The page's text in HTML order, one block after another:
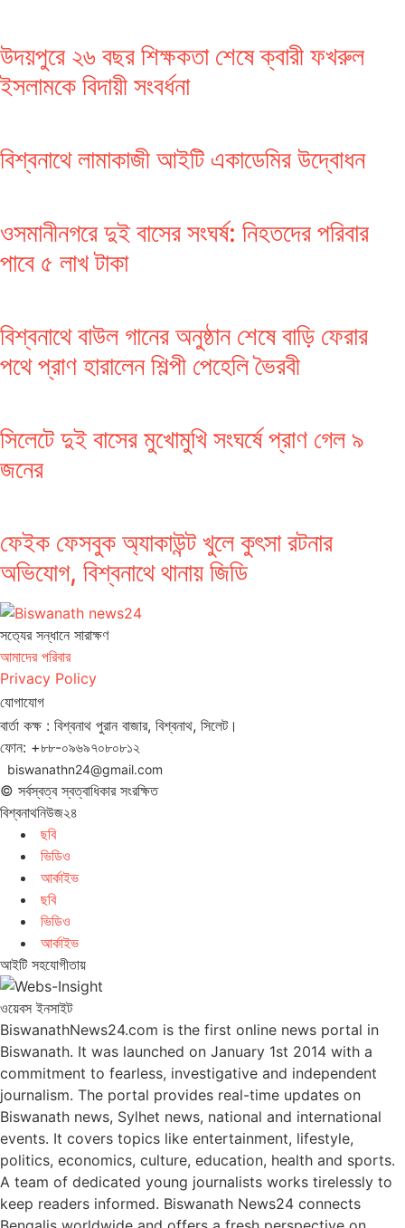
উদয়পুরে ২৬ বছর শিক্ষকতা শেষে ক্বারী ফখরুল
ইসলামকে বিদায়ী সংবর্ধনা
বিশ্বনাথে লামাকাজী আইটি একাডেমির উদ্বোধন
ওসমানীনগরে দুই বাসের সংঘর্ষ: নিহতদের পরিবার
পাবে ৫ লাখ টাকা
বিশ্বনাথে বাউল গানের অনুষ্ঠান শেষে বাড়ি ফেরার
পথে প্রাণ হারালেন শিল্পী পেহেলি ভৈরবী
সিলেটে দুই বাসের মুখোমুখি সংঘর্ষে প্রাণ গেল ৯
জনের
ফেইক ফেসবুক অ্যাকাউন্ট খুলে কুৎসা রটনার
অভিযোগ, বিশ্বনাথে থানায় জিডি
সত‌্যের সন্ধানে সারাক্ষণ
আমাদের পরিবার
Privacy Policy
যোগাযোগ
বার্তা কক্ষ : বিশ্বনাথ পুরান বাজার, বিশ্বনাথ, সিলেট।
ফোন: +৮৮-০৯৬৯৭০৮০৮১২
biswanathn24@gmail.com
© সর্বস্বত্ব স্বত্বাধিকার সংরক্ষিত
বিশ্বনাথনিউজ২৪
ছবি
ভিডিও
আর্কাইভ
ছবি
ভিডিও
আর্কাইভ
আইটি সহযোগীতায়
ওয়েবস ইনসাইট
BiswanathNews24.com is the first online news portal in
Biswanath. It was launched on January 1st 2014 with a
commitment to fearless, investigative and independent
journalism. The portal provides real-time updates on
Biswanath news, Sylhet news, national and international
events. It covers topics like entertainment, lifestyle,
politics, economics, culture, education, health and sports.
A team of dedicated young journalists works tirelessly to
keep readers informed. Biswanath News24 connects